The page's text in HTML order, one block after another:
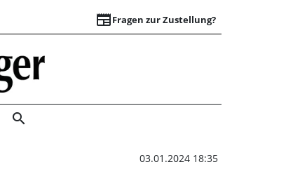
newspaperFragen zur Zustellung?
Rekord beim
search
03.01.2024 18:35